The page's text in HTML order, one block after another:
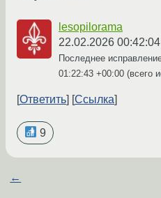
lesopilorama
22.02.2026
Последнее
01:22:43 +00:00 (всего
Ответить Ссылка
9
←